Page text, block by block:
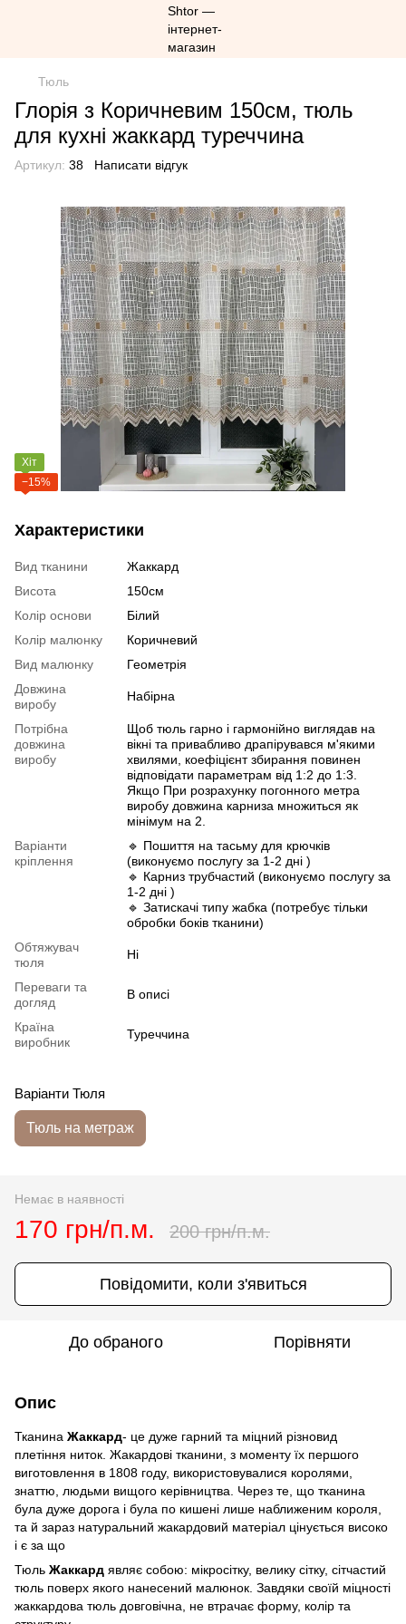
Тюль
Глорія з Коричневим 150см, тюль
для кухні жаккард туреччина
Артикул: 38 Написати відгук
Хіт
−15%
Характеристики
Вид тканини
Жаккард
Висота
150см
Колір основи
Білий
Колір малюнку
Коричневий
Вид малюнку
Геометрія
Довжина
виробу
Набірна
Потрібна
довжина
виробу
Щоб тюль гарно і гармонійно виглядав на
вікні та привабливо драпірувався м'якими
хвилями, коефіцієнт збирання повинен
відповідати параметрам від 1:2 до 1:3.
Якщо При розрахунку погонного метра
виробу довжина карниза множиться як
мінімум на 2.
Варіанти
кріплення
🔹 Пошиття на тасьму для крючків
(виконуємо послугу за 1-2 дні )
🔹 Карниз трубчастий (виконуємо послугу за
1-2 дні )
🔹 Затискачі типу жабка (потребує тільки
обробки боків тканини)
Обтяжувач
тюля
Ні
Переваги та
догляд
В описі
Країна
виробник
Туреччина
Варіанти Тюля
Тюль на метраж
Немає в наявності
170 грн/п.м. 200 грн/п.м.
Повідомити, коли з'явиться
До обраного Порівняти
Опис
Тканина Жаккард- це дуже гарний та міцний різновид
плетіння ниток. Жакардові тканини, з моменту їх першого
виготовлення в 1808 году, використовувалися королями,
знаттю, людьми вищого керівництва. Через те, що тканина
була дуже дорога і була по кишені лише наближеним короля,
та й зараз натуральний жакардовий матеріал цінується високо
і є за що
Тюль Жаккард являє собою: мікросітку, велику сітку, сітчастий
тюль поверх якого нанесений малюнок. Завдяки своїй міцності
жаккардова тюль довговічна, не втрачає форму, колір та